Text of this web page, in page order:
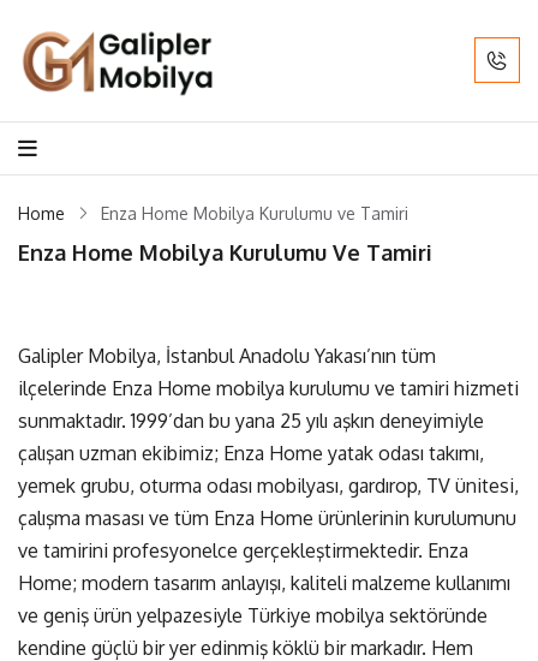
Home Enza Home Mobilya Kurulumu ve Tamiri
Enza Home Mobilya Kurulumu Ve Tamiri
Galipler Mobilya, İstanbul Anadolu Yakası’nın tüm
ilçelerinde Enza Home mobilya kurulumu ve tamiri hizmeti
sunmaktadır. 1999’dan bu yana 25 yılı aşkın deneyimiyle
çalışan uzman ekibimiz; Enza Home yatak odası takımı,
yemek grubu, oturma odası mobilyası, gardırop, TV ünitesi,
çalışma masası ve tüm Enza Home ürünlerinin kurulumunu
ve tamirini profesyonelce gerçekleştirmektedir. Enza
Home; modern tasarım anlayışı, kaliteli malzeme kullanımı
ve geniş ürün yelpazesiyle Türkiye mobilya sektöründe
kendine güçlü bir yer edinmiş köklü bir markadır. Hem